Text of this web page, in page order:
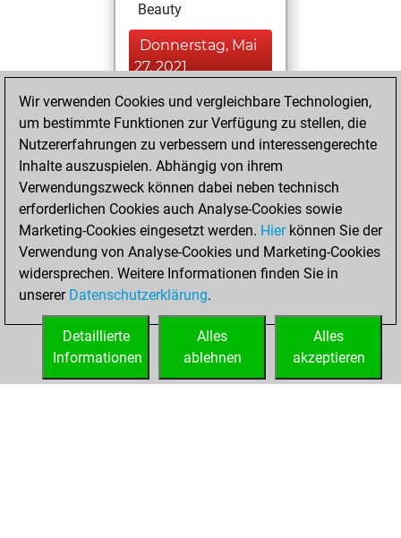
Beauty
Donnerstag, Mai
27, 2021
You achieved a
BeautyScore of 6
Fritz
achieved a new Elo
of 1578
Samstag, Mai 22,
2021
You created
your Fritz account
Wir verwenden Cookies und vergleichbare Technologien,
um bestimmte Funktionen zur Verfügung zu stellen, die
Nutzererfahrungen zu verbessern und interessengerechte
Inhalte auszuspielen. Abhängig von ihrem
Verwendungszweck können dabei neben technisch
erforderlichen Cookies auch Analyse-Cookies sowie
Marketing-Cookies eingesetzt werden. Hierkönnen Sie der
Verwendung von Analyse-Cookies und Marketing-Cookies
widersprechen. Weitere Informationen finden Sie in
unserer Datenschutzerklärung.
Alles
akzeptieren
Alles
ablehnen
Detaillierte
Informationen